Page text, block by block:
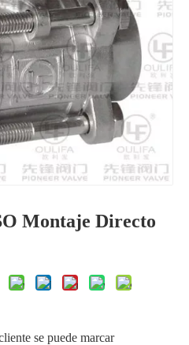
PQ6c1F Válvula de bola roscada de 3 piezas Q11F-100P
Montaje Directo
se puede marcar